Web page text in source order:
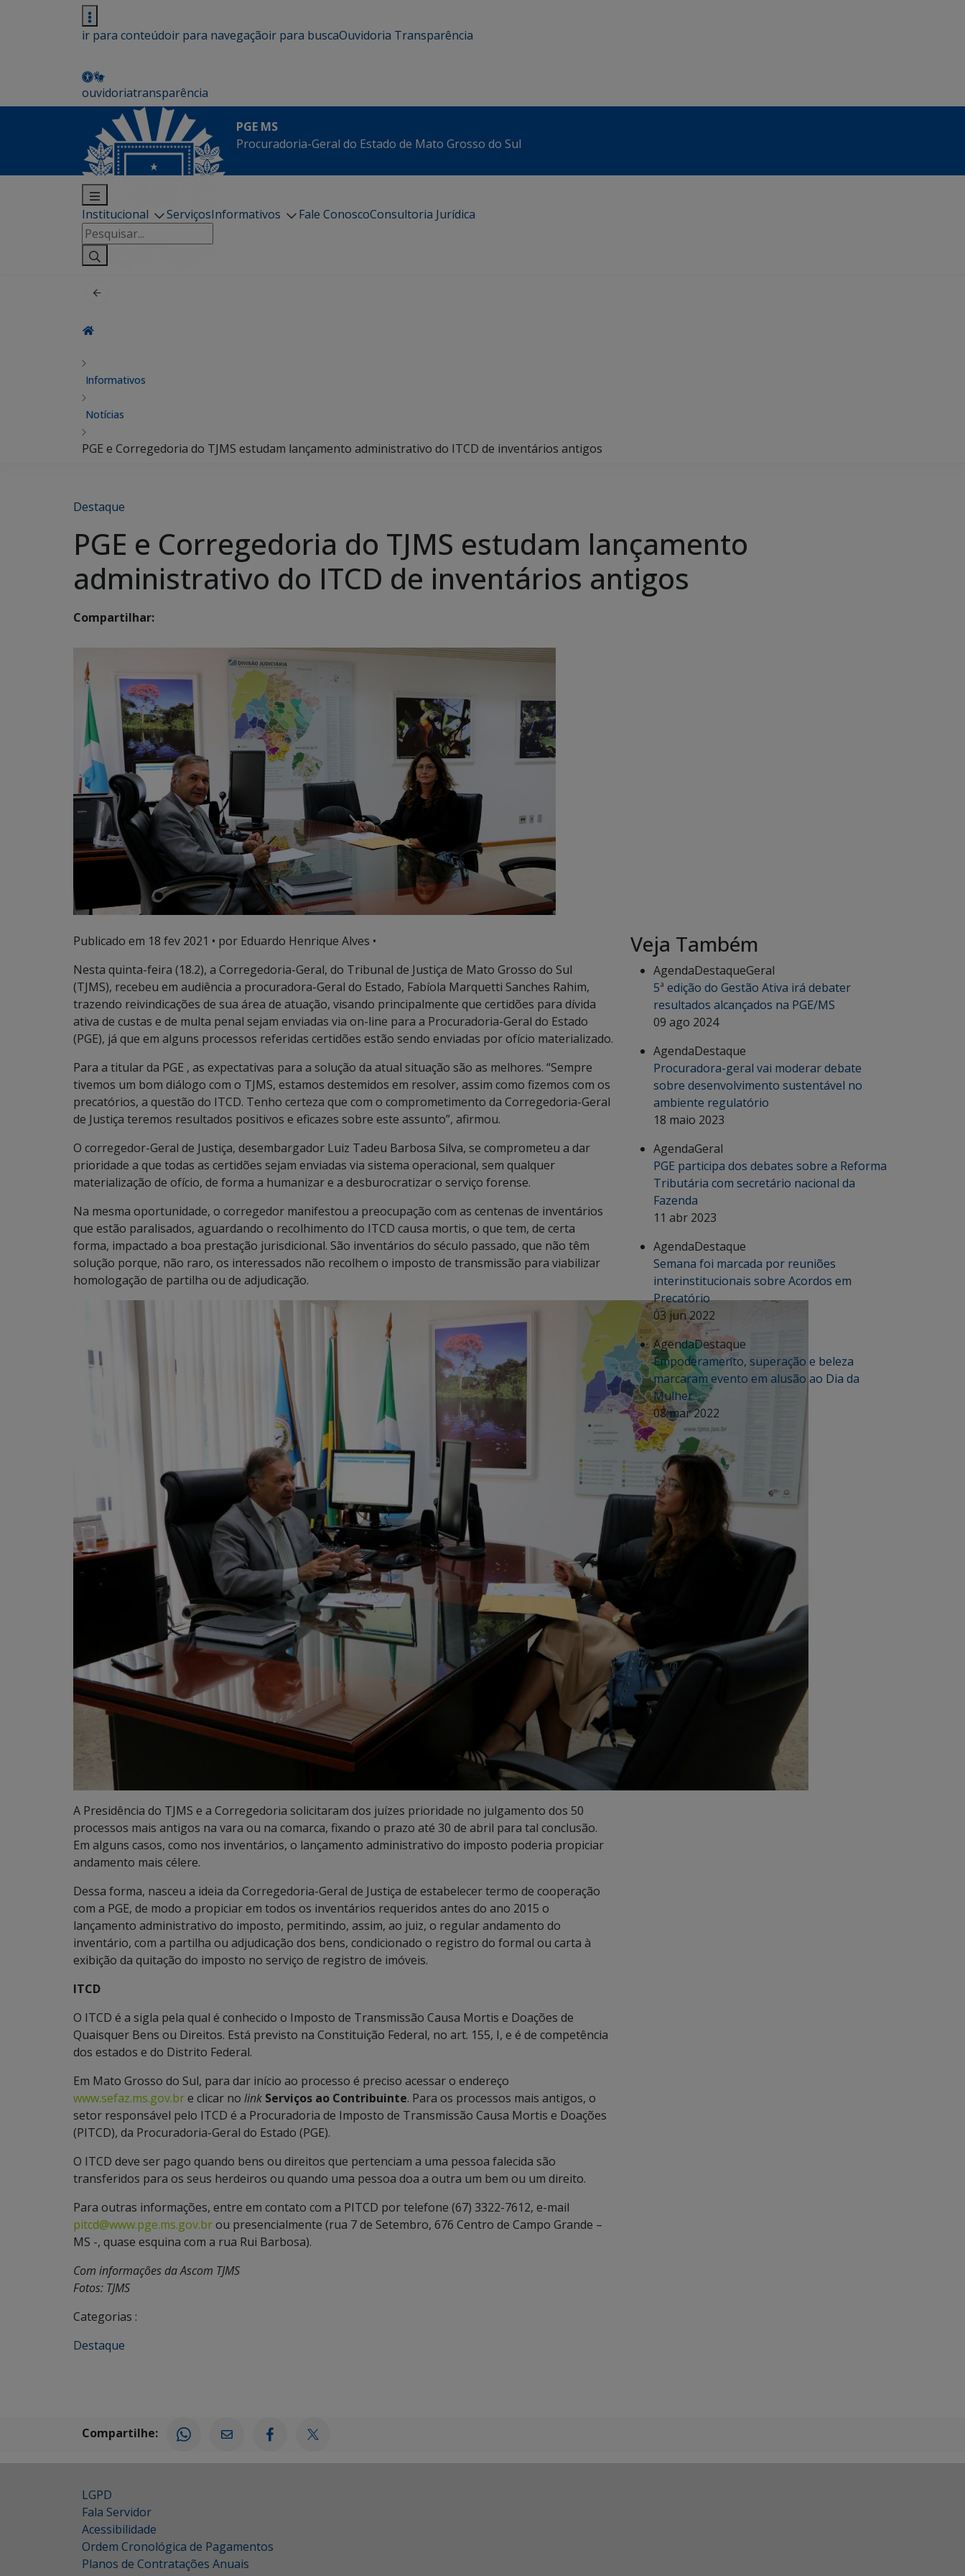
ir para conteúdoir para navegaçãoir para buscaOuvidoria Transparência
ouvidoriatransparência
PGE MS
Procuradoria-Geral do Estado de Mato Grosso do Sul
Institucional ServiçosInformativos Fale ConoscoConsultoria Jurídica
Pesquisar
por:
Informativos
Notícias
PGE e Corregedoria do TJMS estudam lançamento administrativo do ITCD de inventários antigos
Destaque
PGE e Corregedoria do TJMS estudam lançamento
administrativo do ITCD de inventários antigos
Compartilhar:
Publicado em 18 fev 2021 • por Eduardo Henrique Alves •
Nesta quinta-feira (18.2), a Corregedoria-Geral, do Tribunal de Justiça de Mato Grosso do Sul
(TJMS), recebeu em audiência a procuradora-Geral do Estado, Fabíola Marquetti Sanches Rahim,
trazendo reivindicações de sua área de atuação, visando principalmente que certidões para dívida
ativa de custas e de multa penal sejam enviadas via on-line para a Procuradoria-Geral do Estado
(PGE), já que em alguns processos referidas certidões estão sendo enviadas por ofício materializado.
Para a titular da PGE , as expectativas para a solução da atual situação são as melhores. “Sempre
tivemos um bom diálogo com o TJMS, estamos destemidos em resolver, assim como fizemos com os
precatórios, a questão do ITCD. Tenho certeza que com o comprometimento da Corregedoria-Geral
de Justiça teremos resultados positivos e eficazes sobre este assunto”, afirmou.
O corregedor-Geral de Justiça, desembargador Luiz Tadeu Barbosa Silva, se comprometeu a dar
prioridade a que todas as certidões sejam enviadas via sistema operacional, sem qualquer
materialização de ofício, de forma a humanizar e a desburocratizar o serviço forense.
Na mesma oportunidade, o corregedor manifestou a preocupação com as centenas de inventários
que estão paralisados, aguardando o recolhimento do ITCD causa mortis, o que tem, de certa
forma, impactado a boa prestação jurisdicional. São inventários do século passado, que não têm
solução porque, não raro, os interessados não recolhem o imposto de transmissão para viabilizar
homologação de partilha ou de adjudicação.
A Presidência do TJMS e a Corregedoria solicitaram dos juízes prioridade no julgamento dos 50
processos mais antigos na vara ou na comarca, fixando o prazo até 30 de abril para tal conclusão.
Em alguns casos, como nos inventários, o lançamento administrativo do imposto poderia propiciar
andamento mais célere.
Dessa forma, nasceu a ideia da Corregedoria-Geral de Justiça de estabelecer termo de cooperação
com a PGE, de modo a propiciar em todos os inventários requeridos antes do ano 2015 o
lançamento administrativo do imposto, permitindo, assim, ao juiz, o regular andamento do
inventário, com a partilha ou adjudicação dos bens, condicionado o registro do formal ou carta à
exibição da quitação do imposto no serviço de registro de imóveis.
ITCD
O ITCD é a sigla pela qual é conhecido o Imposto de Transmissão Causa Mortis e Doações de
Quaisquer Bens ou Direitos. Está previsto na Constituição Federal, no art. 155, I, e é de competência
dos estados e do Distrito Federal.
Em Mato Grosso do Sul, para dar início ao processo é preciso acessar o endereço
www.sefaz.ms.gov.bre clicar no link Serviços ao Contribuinte. Para os processos mais antigos, o
setor responsável pelo ITCD é a Procuradoria de Imposto de Transmissão Causa Mortis e Doações
(PITCD), da Procuradoria-Geral do Estado (PGE).
O ITCD deve ser pago quando bens ou direitos que pertenciam a uma pessoa falecida são
transferidos para os seus herdeiros ou quando uma pessoa doa a outra um bem ou um direito.
Para outras informações, entre em contato com a PITCD por telefone (67) 3322-7612, e-mail
pitcd@www.pge.ms.gov.brou presencialmente (rua 7 de Setembro, 676 Centro de Campo Grande –
MS -, quase esquina com a rua Rui Barbosa).
Com informações da Ascom TJMS
Fotos: TJMS
Categorias :
Destaque
Veja Também
AgendaDestaqueGeral
5ª edição do Gestão Ativa irá debater
resultados alcançados na PGE/MS
09 ago 2024
AgendaDestaque
Procuradora-geral vai moderar debate
sobre desenvolvimento sustentável no
ambiente regulatório
18 maio 2023
AgendaGeral
PGE participa dos debates sobre a Reforma
Tributária com secretário nacional da
Fazenda
11 abr 2023
AgendaDestaque
Semana foi marcada por reuniões
interinstitucionais sobre Acordos em
Precatório
03 jun 2022
AgendaDestaque
Empoderamento, superação e beleza
marcaram evento em alusão ao Dia da
Mulher
08 mar 2022
Compartilhe:
LGPD
Fala Servidor
Acessibilidade
Ordem Cronológica de Pagamentos
Planos de Contratações Anuais